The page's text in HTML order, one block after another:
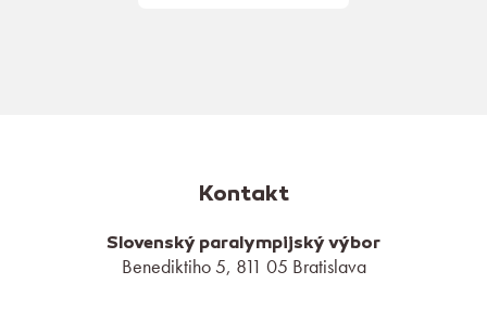
Kontakt
Slovenský paralympijský výbor
Benediktiho 5, 811 05 Bratislava